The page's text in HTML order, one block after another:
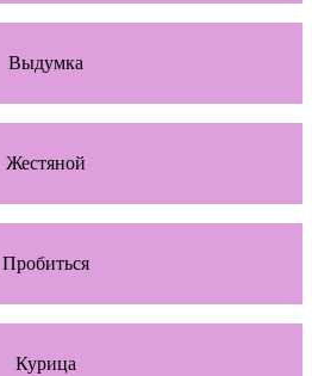
Выдумка
Жестяной
Пробиться
Курица